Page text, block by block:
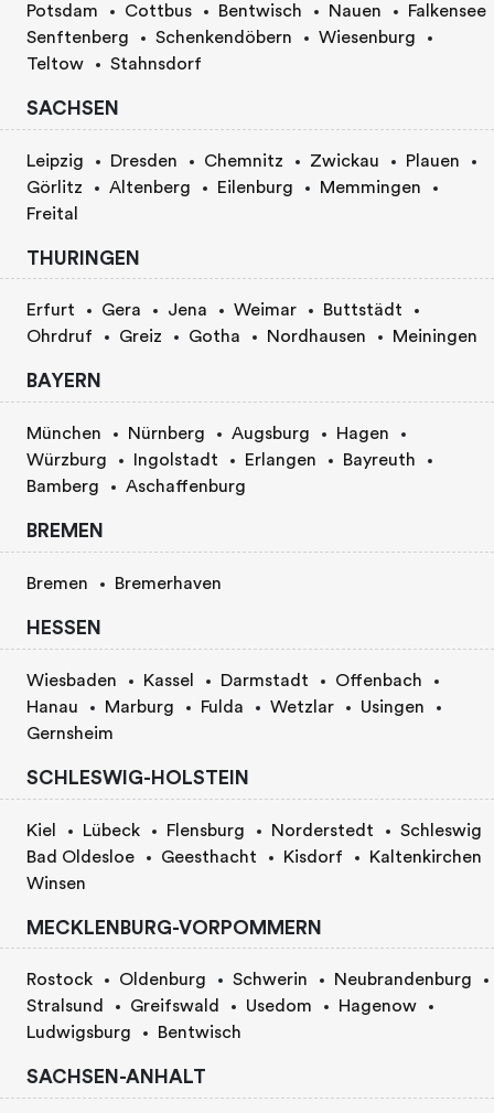
Potsdam Cottbus Bentwisch Nauen
Falkensee
Senftenberg
Schenkendöbern
Wiesenburg
Teltow
Stahnsdorf
SACHSEN
Leipzig Dresden Chemnitz Zwickau
Plauen
Görlitz
Altenberg Eilenburg
Memmingen
Freital
THURINGEN
Erfurt Gera Jena Weimar
Buttstädt
Ohrdruf
Greiz Gotha Nordhausen Meiningen
BAYERN
München Nürnberg Augsburg
Hagen
Würzburg
Ingolstadt Erlangen
Bayreuth
Bamberg
Aschaffenburg
BREMEN
Bremen Bremerhaven
HESSEN
Wiesbaden Kassel Darmstadt
Offenbach
Hanau
Marburg Fulda Wetzlar
Usingen
Gernsheim
SCHLESWIG-HOLSTEIN
Kiel Lübeck Flensburg Norderstedt
Schleswig
Bad Oldesloe
Geesthacht Kisdorf
Kaltenkirchen
Winsen
MECKLENBURG-VORPOMMERN
Rostock Oldenburg Schwerin
Neubrandenburg
Stralsund
Greifswald Usedom
Hagenow
Ludwigsburg
Bentwisch
SACHSEN-ANHALT